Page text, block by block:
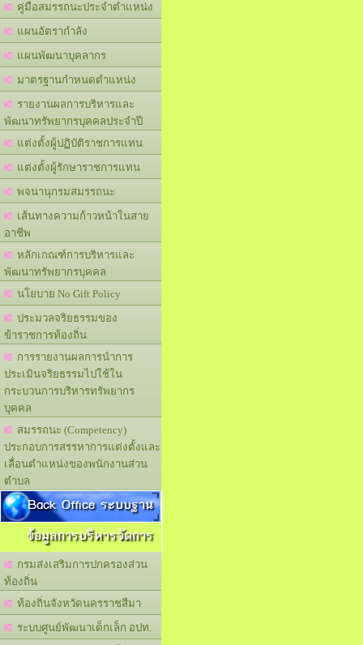
คู่มือสมรรถนะประจำตำแหน่ง
แผนอัตรากำลัง
แผนพัฒนาบุคลากร
มาตรฐานกำหนดตำแหน่ง
รายงานผลการบริหารและ
พัฒนาทรัพยากรบุคคลประจำปี
แต่งตั้งผู้ปฏิบัติราชการแทน
แต่งตั้งผู้รักษาราชการแทน
พจนานุกรมสมรรถนะ
เส้นทางความก้าวหน้าในสาย
อาชีพ
หลักเกณฑ์การบริหารและ
พัฒนาทรัพยากรบุคคล
นโยบาย No Gift Policy
ประมวลจริยธรรมของ
ข้าราชการท้องถิ่น
การรายงานผลการนำการ
ประเมินจริยธรรมไปใช้ใน
กระบวนการบริหารทรัพยากร
บุคคล
สมรรถนะ (Competency)
ประกอบการสรรหาการแต่งตั้งและ
เลื่อนตำแหน่งของพนักงานส่วน
ตำบล
Back Office ระบบฐาน
ข้อมูลการบริหารจัดการ
กรมส่งเสริมการปกครองส่วน
ท้องถิ่น
ท้องถิ่นจังหวัดนครราชสีมา
ระบบศูนย์พัฒนาเด็กเล็ก อปท.